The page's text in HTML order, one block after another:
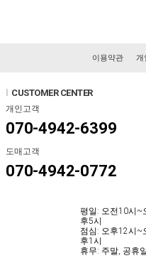
이용약관 개
CUSTOMER CENTER
개인고객
070-4942-6399
도매고객
070-4942-0772
평일: 오전10시~
후5시
점심: 오후12시~
후1시
휴무: 주말, 공휴